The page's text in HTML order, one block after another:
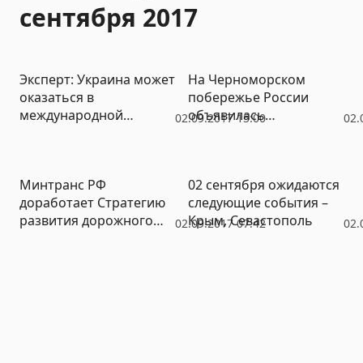
сентября 2017
02.09.2017 15:00
Эксперт: Украина может
оказаться в
международной
На Черноморском
побережье России
объявилась
02.09.2017 07:42
Минтранс РФ
доработает Стратегию
развития дорожного
02 сентября ожидаются
следующие события –
Крым, Севастополь